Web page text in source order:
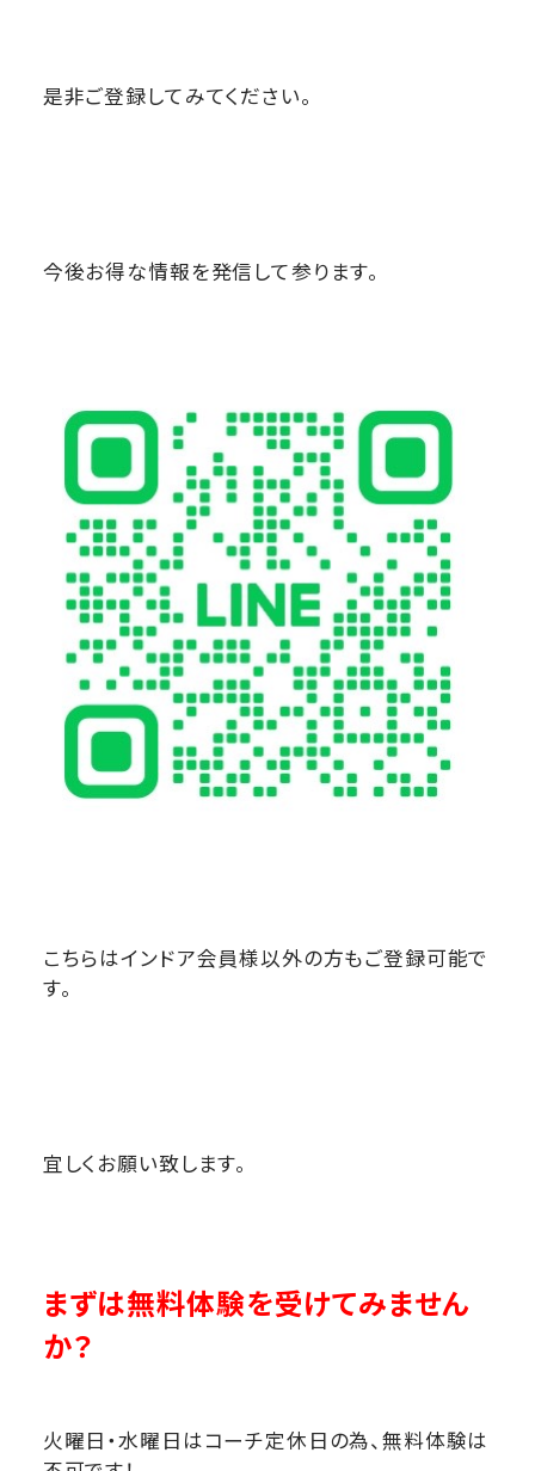
是非ご登録してみてください。
今後お得な情報を発信して参ります。
こちらはインドア会員様以外の方もご登録可能で
す。
宜しくお願い致します。
まずは無料体験を受けてみません
か？
火曜日・水曜日はコーチ定休日の為、無料体験は